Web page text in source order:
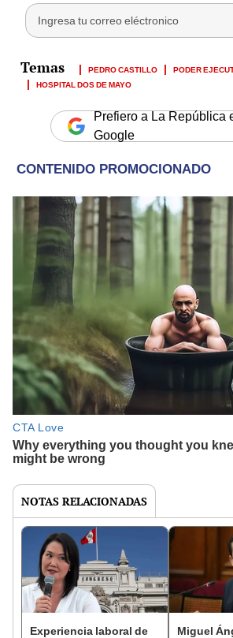
PEDRO CASTILLO
PODER
HOSPITAL DOS DE MAYO
Prefiero a La República
Google
NOTAS RELACIONADAS
Experiencia laboral de
Miguel